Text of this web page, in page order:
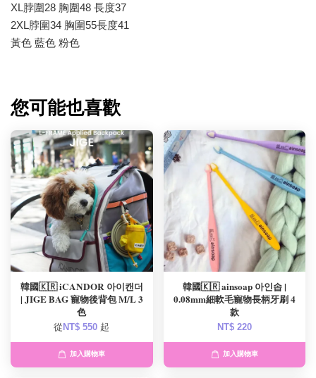
XL脖圍28 胸圍48 長度37
2XL脖圍34 胸圍55長度41
黃色 藍色 粉色
您可能也喜歡
韓國🇰🇷 iCANDOR 아이캔더
| JIGE BAG 寵物後背包 M/L 3
色
從 NT$ 550 起
加入購物車
韓國🇰🇷 ainsoap 아인솝 |
0.08mm細軟毛寵物長柄牙刷 4
款
NT$ 220
加入購物車